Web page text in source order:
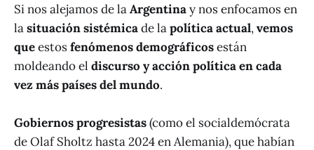
Si nos alejamos de laArgentinay nos enfocamos en
lasituación sistémicade lapolítica actual,vemos
queestosfenómenos demográficosestán
moldeando el discurso y acción política en cada
vez más países del mundo.
Gobiernos progresistas(como el socialdemócrata
de Olaf Sholtz hasta 2024 en Alemania), que habían